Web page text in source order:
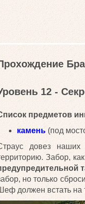
12 -
предметов
камень(под
довез
Забор,
но только
должен встать на